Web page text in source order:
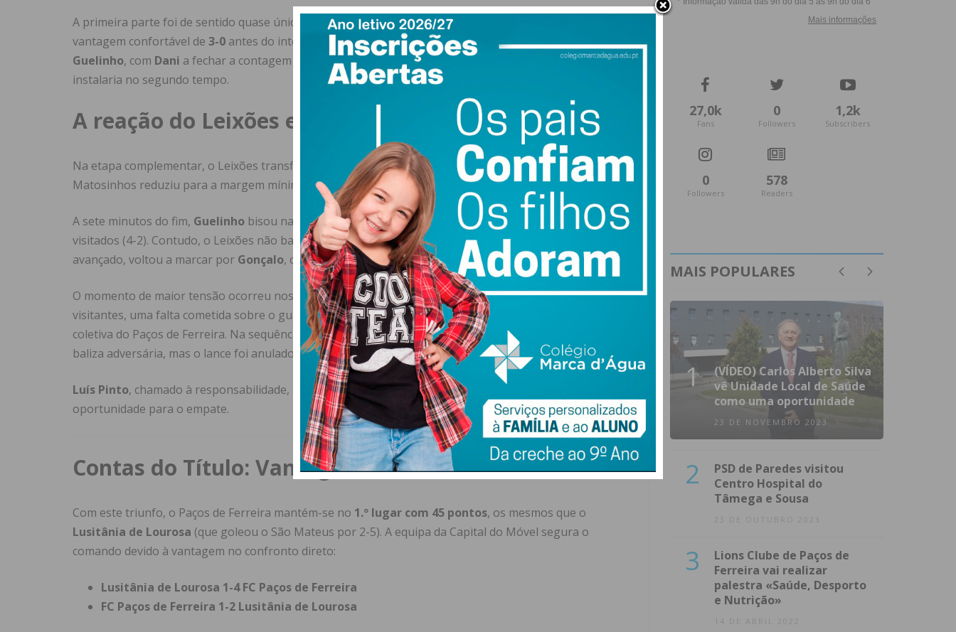
A primeira parte foi de sentido quase único. Com uma entrada assertiva, a equipa da casa construiu uma
vantagem confortável de 3-0 antes do intervalo. Pedro Carneiroabriu o marcador, seguido por
Guelinho, com Dani a fechar a contagem da primeira etapa. Nada previa o cenário de equilíbrio que se
instalaria no segundo tempo.
A reação do Leixões e o drama final
Na etapa complementar, o Leixões transfigurou-se. Com golos deBruno e Manuel Nunes, a equipa de
Matosinhos reduziu para a margem mínima (3-2) e relançou a discussão pelo resultado.
A sete minutos do fim, Guelinho bisou na partida e pareceu dar o balão de oxigénio necessário aos
visitados (4-2). Contudo, o Leixões não baixou os braços e, apostando no 5 para 4 com o guarda-redes
avançado, voltou a marcar por Gonçalo, colocando o placard em 4-3.
O momento de maior tensão ocorreu nos dois minutos finais. Numa fase de grande pressão dos
visitantes, uma falta cometida sobre o guarda-redes avançado do Leixões resultou na
coletiva do Paços de Ferreira. Na sequência imediata, os pacenses ainda chegaram a introduzir a bola na
baliza adversária, mas o lance foi anulado para a marcação do respetivolivre direto.
Luís Pinto, chamado à responsabilidade, rematou com estrondo ao poste, desperdiçando a soberana
oportunidade para o empate.
Contas do Título: Vantagem no detalhe
Com este triunfo, o Paços de Ferreira mantém-se no 1.º lugar com 45 pontos, os mesmos que o
Lusitânia de Lourosa (que goleou o São Mateus por 2-5). A equipa da Capital do Móvel segura o
comando devido à vantagem no confronto direto:
Lusitânia de Lourosa 1-4 FC Paços de Ferreira
FC Paços de Ferreira 1-2 Lusitânia de Lourosa
27,0k
Fans
0
Followers
1,2k
Subscribers
0
Followers
578
Readers
MAIS POPULARES
1
(VÍDEO) Carlos Alberto Silva
vê Unidade Local de Saúde
como uma oportunidade
23 DE NOVEMBRO 2023
2
PSD de Paredes visitou
Centro Hospital do
Tâmega e Sousa
23 DE OUTUBRO 2023
3
Lions Clube de Paços de
Ferreira vai realizar
palestra «Saúde, Desporto
e Nutrição»
14 DE ABRIL 2022